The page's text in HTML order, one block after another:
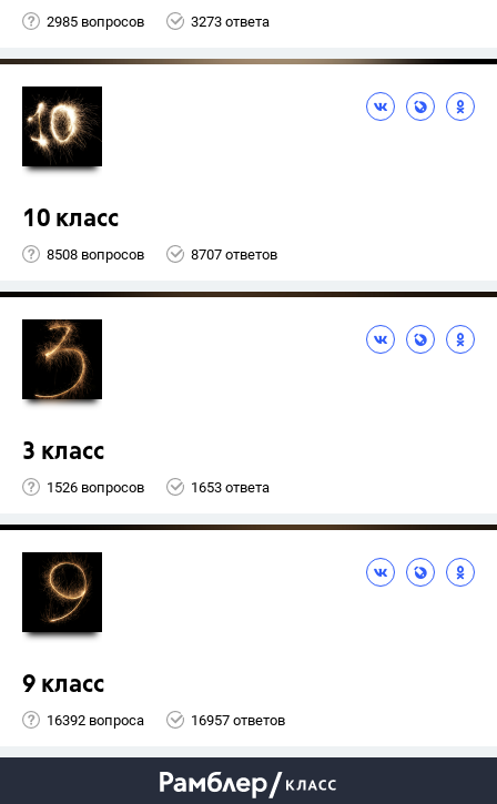
2985 вопросов 3273 ответа
10 класс
8508 вопросов 8707 ответов
3 класс
1526 вопросов 1653 ответа
9 класс
16392 вопроса 16957 ответов